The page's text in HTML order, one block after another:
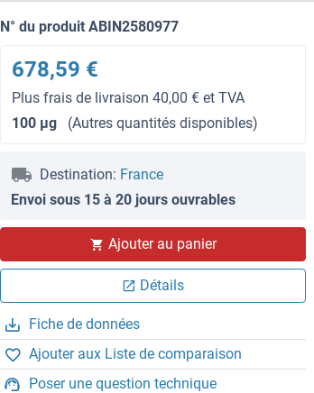
N° du produit ABIN2580977
678,59 €
Plus frais de livraison 40,00 € et TVA
100 μg
(Autres quantités disponibles)
Destination: France
Envoi sous 15 à 20 jours ouvrables
Ajouter au panier
Détails
Fiche de données
Ajouter aux Liste de comparaison
Poser une question technique